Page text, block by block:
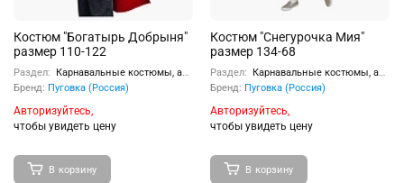
Костюм "Богатырь Добрыня"
размер 110-122
Раздел:
Карнавальные костюмы, аксессуары
Бренд: Пуговка (Россия)
Авторизуйтесь,
чтобы увидеть цену
В корзину
Костюм "Снегурочка Мия"
размер 134-68
Раздел:
Карнавальные костюмы, аксессуары
Бренд: Пуговка (Россия)
Авторизуйтесь,
чтобы увидеть цену
В корзину